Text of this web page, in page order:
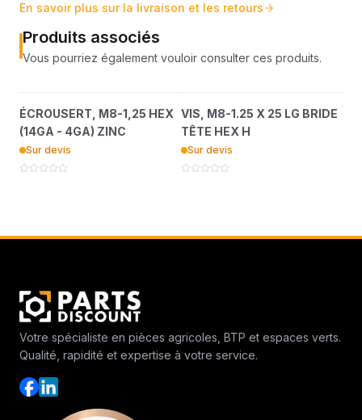
En savoir plus sur la livraison et les retours
Produits associés
Vous pourriez également vouloir consulter ces produits.
?
HEX (14GA - 4GA) ZINC
36895746
ÉCROUSERT, M8-1,25 HEX
(14GA - 4GA) ZINC
Sur devis
?
BRIDE TÊTE HEX H
36889608
VIS, M8-1.25 X 25 LG BRIDE
TÊTE HEX H
Sur devis
Votre spécialiste en pièces agricoles, BTP et espaces verts.
Qualité, rapidité et expertise à votre service.